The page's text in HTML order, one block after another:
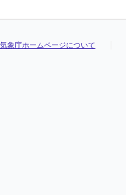
気象庁ホームページについて